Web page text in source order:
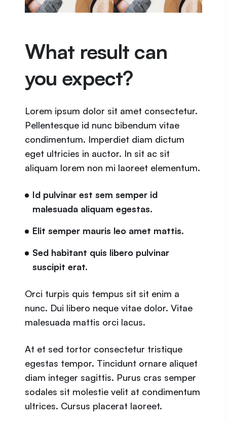
What result can
you expect?
Lorem ipsum dolor sit amet consectetur.
Pellentesque id nunc bibendum vitae
condimentum. Imperdiet diam dictum
eget ultricies in auctor. In sit ac sit
aliquam lorem non mi laoreet elementum.
Id pulvinar est sem semper id
malesuada aliquam egestas.
Elit semper mauris leo amet mattis.
Sed habitant quis libero pulvinar
suscipit erat.
Orci turpis quis tempus sit sit enim a
nunc. Dui libero neque vitae dolor. Vitae
malesuada mattis orci lacus.
At et sed tortor consectetur tristique
egestas tempor. Tincidunt ornare aliquet
diam integer sagittis. Purus cras semper
sodales sit molestie velit at condimentum
ultrices. Cursus placerat laoreet.